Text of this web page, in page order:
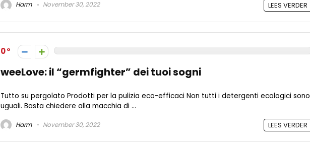
Harm November 30, 2022 LEES VERDER
0
weeLove: il “germfighter” dei tuoi sogni
Tutto su pergolato Prodotti per la pulizia eco-efficaci Non tutti i detergenti ecologici sono
uguali. Basta chiedere alla macchia di ...
Harm November 30, 2022 LEES VERDER